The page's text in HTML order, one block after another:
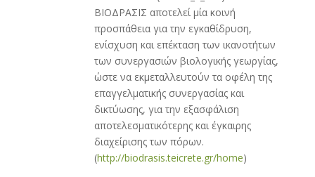
ΒΙΟΔΡΑΣΙΣ αποτελεί μία κοινή
προσπάθεια για την εγκαθίδρυση,
ενίσχυση και επέκταση των ικανοτήτων
των συνεργασιών βιολογικής γεωργίας,
ώστε να εκμεταλλευτούν τα οφέλη της
επαγγελματικής συνεργασίας και
δικτύωσης, για την εξασφάλιση
αποτελεσματικότερης και έγκαιρης
διαχείρισης των πόρων.
(http://biodrasis.teicrete.gr/home)